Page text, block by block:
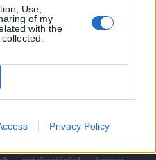
Use,
of my
with the
Privacy Policy
BEJELENTKEZÉS